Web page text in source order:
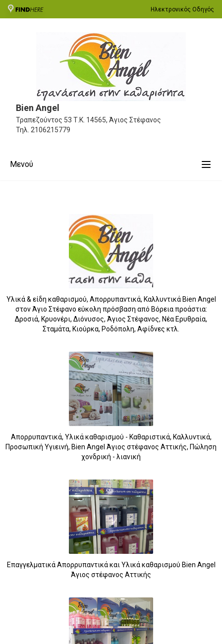
Ηλεκτρονικός Οδηγός
Bien Angel
Τραπεζούντος 53 Τ.Κ. 14565, Άγιος Στέφανος
Τηλ. 2106215779
Μενού
Υλικά & είδη καθαρισμού, Απορρυπαντικά, Καλλυντικά Bien Angel
στον Άγιο Στέφανο εύκολη πρόσβαση από Βόρεια προάστια:
Δροσιά, Κρυονέρι, Διόνυσος, Άγιος Στέφανος, Νέα Ερυθραία,
Σταμάτα, Κιούρκα, Ροδόπολη, Αφίδνες κτλ.
Απορρυπαντικά, Υλικά καθαρισμού - Καθαριστικά, Καλλυντικά,
Προσωπική Υγιεινή, Bien Angel Άγιος στέφανος Αττικής, Πώληση
χονδρική - λιανική
Επαγγελματικά Απορρυπαντικά και Υλικά καθαρισμού Bien Angel
Άγιος στέφανος Αττικής